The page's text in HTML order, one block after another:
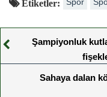
Etiketler:
Şampiyonluk
Sahaya dalan